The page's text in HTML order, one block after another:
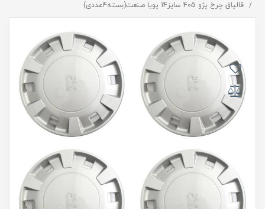
قالپاق چرخ پژو 405 سایز14 پویا صنعت(بسته4عددی)